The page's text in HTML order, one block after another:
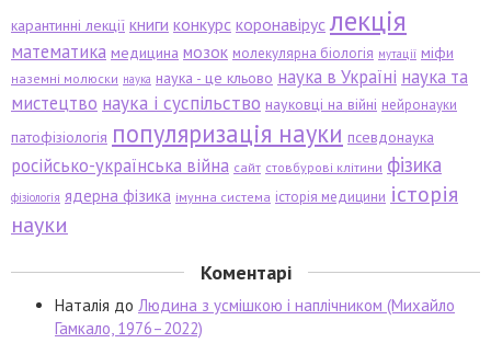
карантинні лекції книги конкурс коронавірус лекція
математика медицина мозок молекулярна біологія мутації міфи
наземні молюски наука наука - це кльово наука в Україні наука та
мистецтво наука і суспільство науковці на війні нейронауки
патофізіологія популяризація науки псевдонаука
російсько-українська війна сайт стовбурові клітини фізика
фізіологія ядерна фізика імунна система історія медицини історія
науки
Коментарі
Наталія до Людина з усмішкою і наплічником (Михайло
Гамкало, 1976–2022)